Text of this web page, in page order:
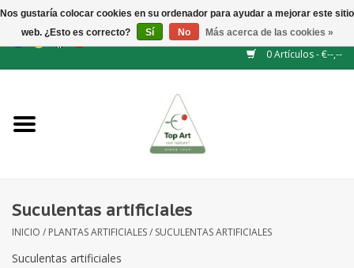
GBP/CHF /BGN/
0 Artículos - €--,--
NUEVO
Flores artificiales
Suculentas artificiales
INICIO / PLANTAS ARTIFICIALES/ SUCULENTAS ARTIFICIALES
Suculentas artificiales
Nos gustaría colocar cookies en su ordenador para ayudar a mejorar este sitio
web. ¿Esto es correcto?
Sí No Más acerca de las cookies »